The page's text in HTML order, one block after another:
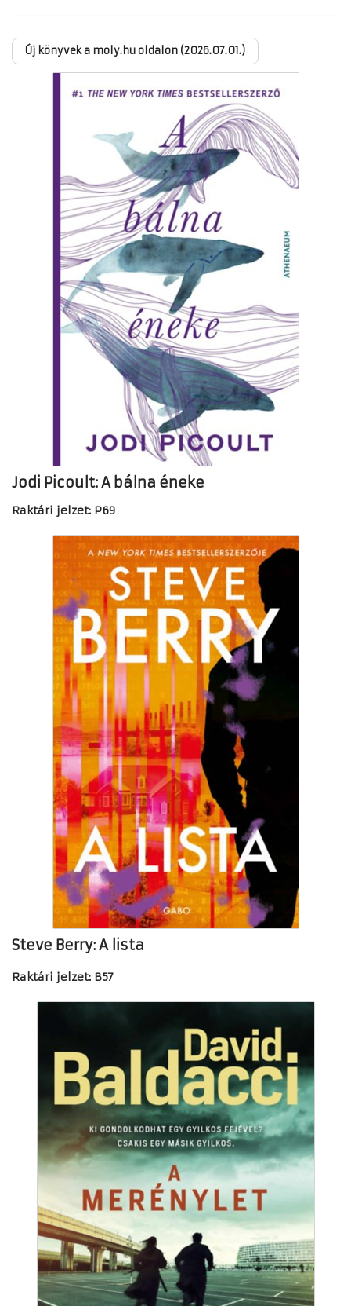
Új könyvek a moly.hu oldalon (2026.07.01.)
Jodi Picoult: A bálna éneke
Raktári jelzet: P69
Steve Berry: A lista
Raktári jelzet: B57